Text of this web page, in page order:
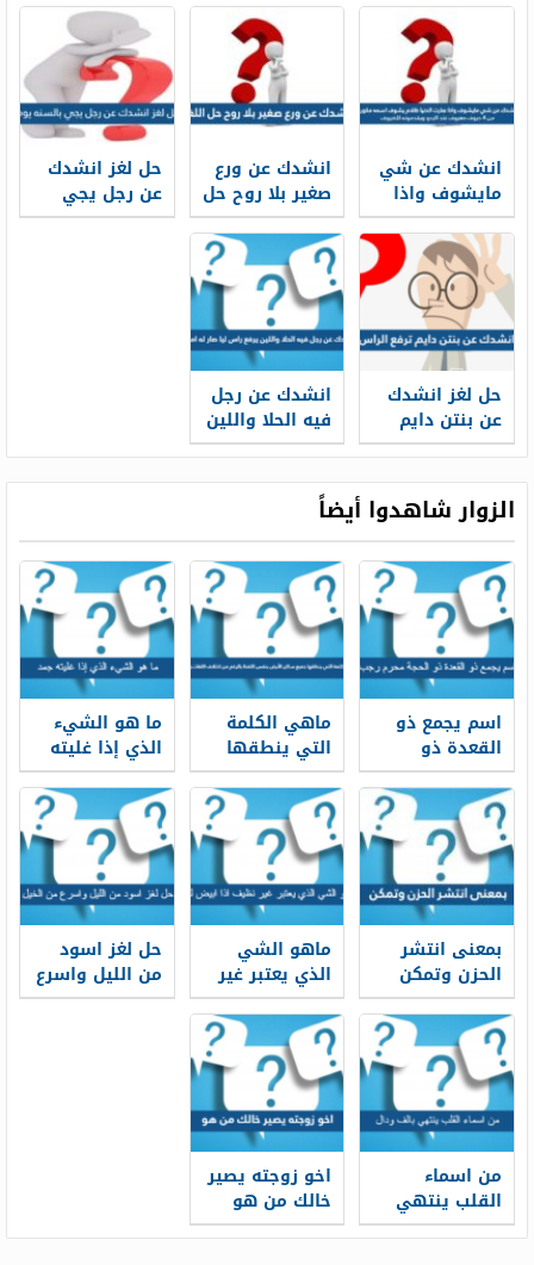
جابت عيـال هيبة
وتامر ماتعرف
المجامـل تامر
على اثنين
وعشرين
انشدك عن شي
مايشوف واذا
صارت الدنيا
ظلام يشوف
اسمه مكون من
٤ حروف معروف
عند البدو
ويقدمونه
للضيوف
انشدك عن ورع
صغير بلا روح حل
اللغز
حل لغز انشدك
عن رجل يجي
بالسنه يوم
حل لغز انشدك
عن بنتن دايم
ترفع الراس
انشدك عن رجل
فيه الحلا واللين
يرفع راس ليا
الزوار شاهدوا أيضاً
اسم يجمع ذو
القعدة ذو
الحجة محرم
رجب الاشهر من
5 حروف
ماهي الكلمة
التي ينطقها
جميع سكان
الأرض بنفس
اللفظ بالرغم
من اختلاف
اللغات
واللهجات
ما هو الشيء
الذي إذا غليته
جمد
بمعنى انتشر
الحزن وتمكن
الحزن من 3
حروف
ماهو الشي
الذي يعتبر غير
نظيف اذا ابيض
لونه
حل لغز اسود
من الليل واسرع
من الخيل
من اسماء
القلب ينتهي
بالف ودال
اخو زوجته يصير
خالك من هو